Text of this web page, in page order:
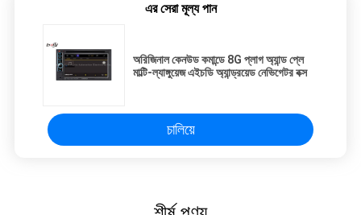
এর সেরা মূল্য পান
অরিজিনাল কেনউড কমান্ডে 8G প্লাগ অ্যান্ড প্লে
মাল্টি-ল্যাঙ্গুয়েজ এইচডি অ্যান্ড্রয়েড নেভিগেটর বক্স
চালিয়ে